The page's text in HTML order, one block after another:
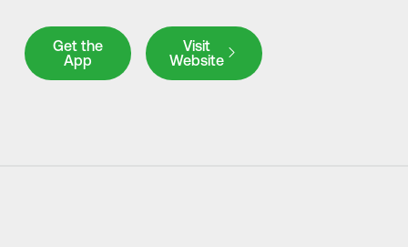
Get the
App
Get the App
Visit
Website
Visit Website